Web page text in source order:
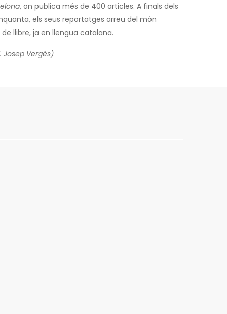
, on publica més de 400 articles. A finals dels
els seus reportatges arreu del món
llibre, ja en llengua catalana.
Josep Vergés)